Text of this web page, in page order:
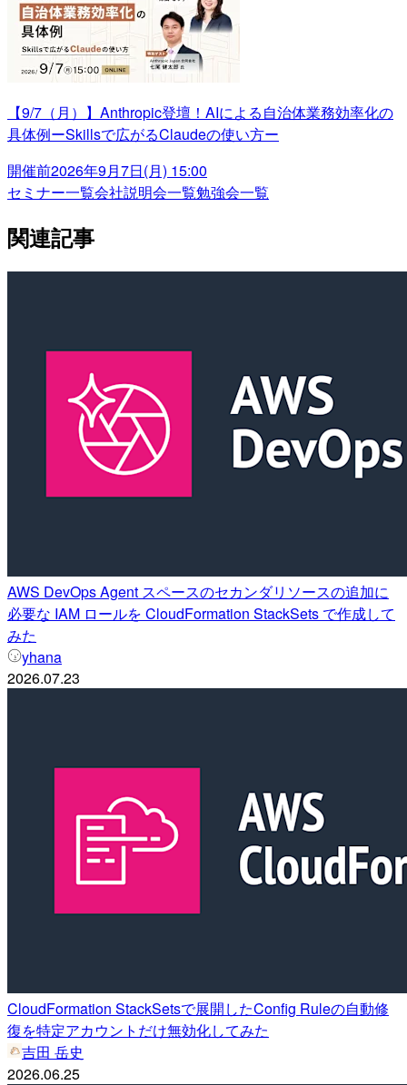
【9/7（月）】Anthropic登壇！AIによる自治体業務効率化の
具体例ーSkillsで広がるClaudeの使い方ー
開催前2026年9月7日(月) 15:00
セミナー一覧会社説明会一覧勉強会一覧
関連記事
AWS DevOps Agent スペースのセカンダリソースの追加に
必要な IAM ロールを CloudFormation StackSets で作成して
みた
yhana
2026.07.23
CloudFormation StackSetsで展開したConfig Ruleの自動修
復を特定アカウントだけ無効化してみた
吉田 岳史
2026.06.25